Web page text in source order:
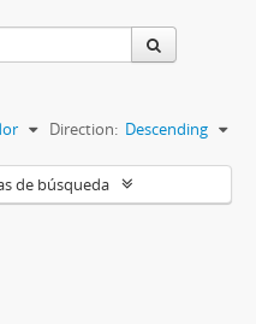
Direction: Descending
de búsqueda